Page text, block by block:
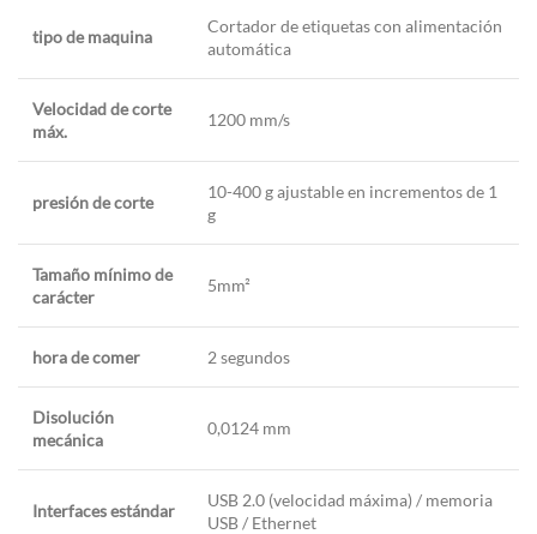
tipo de maquina
Cortador de etiquetas con alimentación
automática
Velocidad de corte
máx.
1200 mm/s
presión de corte
10-400 g ajustable en incrementos de 1
g
Tamaño mínimo de
carácter
5mm²
hora de comer 2 segundos
Disolución
mecánica
0,0124 mm
Interfaces estándar
USB 2.0 (velocidad máxima) / memoria
USB / Ethernet